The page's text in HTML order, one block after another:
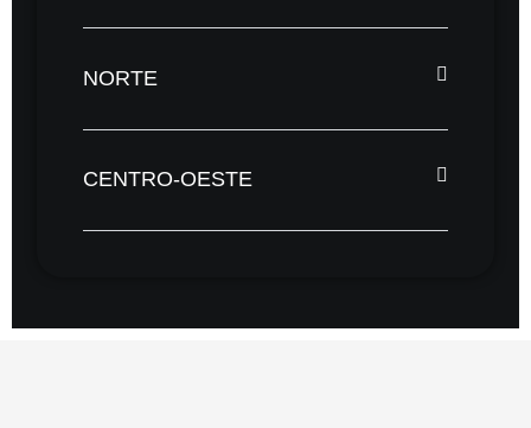
NORTE
CENTRO-OESTE